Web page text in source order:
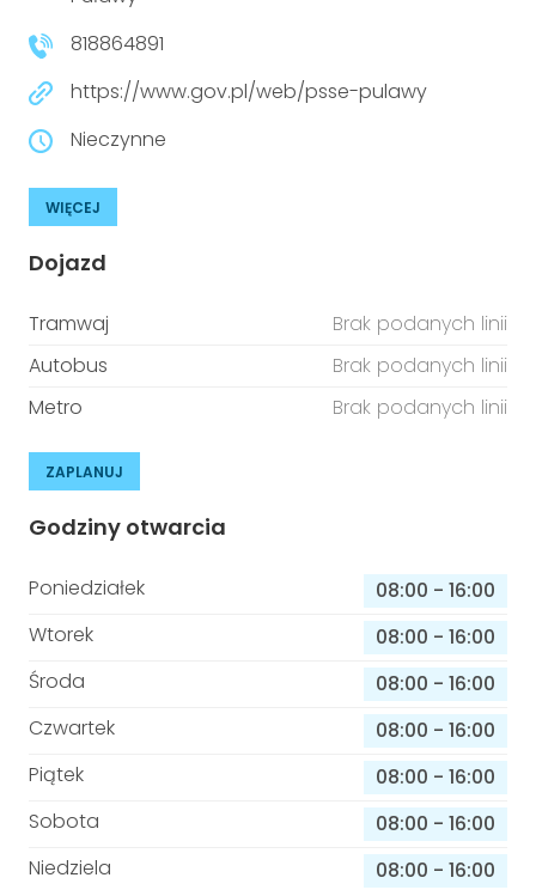
Prawo
Prawa osób z niepełnosprawnościami
Aktualności
818864891
https://www.gov.pl/web/psse-pulawy
Nieczynne
WIĘCEJ
Dojazd
Tramwaj
Brak podanych linii
Autobus
Brak podanych linii
Metro
Brak podanych linii
ZAPLANUJ
Godziny otwarcia
Poniedziałek 08:00 - 16:00
Wtorek
08:00 - 16:00
Środa
08:00 - 16:00
Czwartek
08:00 - 16:00
Piątek
08:00 - 16:00
Sobota
08:00 - 16:00
Niedziela
08:00 - 16:00